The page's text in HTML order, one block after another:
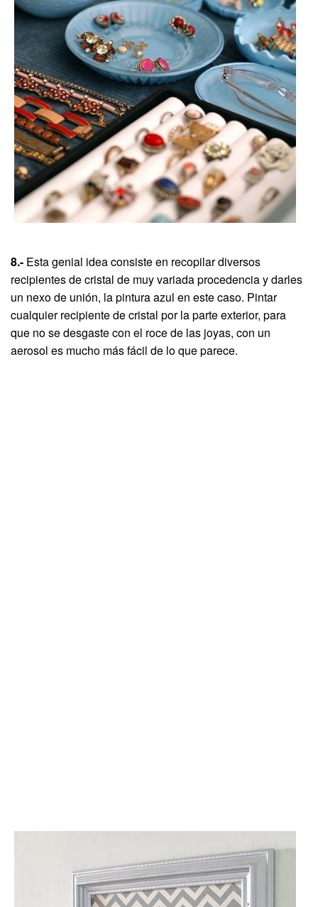
8.- Esta genial idea consiste en recopilar diversos
recipientes de cristal de muy variada procedencia y darles
un nexo de unión, la pintura azul en este caso. Pintar
cualquier recipiente de cristal por la parte exterior, para
que no se desgaste con el roce de las joyas, con un
aerosol es mucho más fácil de lo que parece.